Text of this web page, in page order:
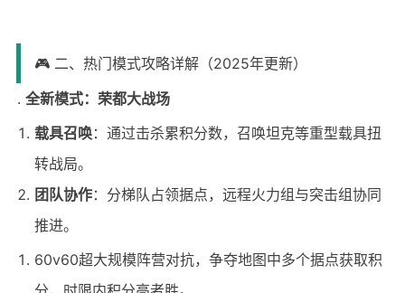
🎮 二、热门模式攻略详解（2025年更新）
全新模式：荣都大战场
载具召唤：通过击杀累积分数，召唤坦克等重型载具扭
转战局。
团队协作：分梯队占领据点，远程火力组与突击组协同
推进。
60v60超大规模阵营对抗，争夺地图中多个据点获取积